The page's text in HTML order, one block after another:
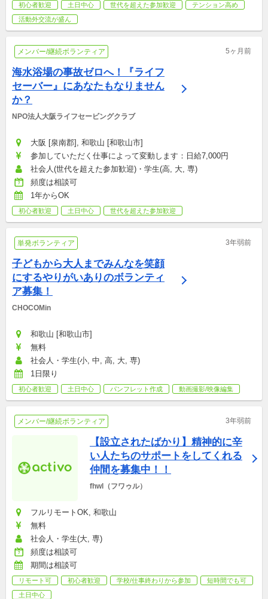
初心者歓迎 土日中心 世代を超えた参加歓迎
テンション高め
活動外交流が盛ん
メンバー/継続ボランティア 5ヶ月前
海水浴場の事故ゼロへ！『ライフ
セーバー』にあなたもなりません
か？
NPO法人大阪ライフセービングクラブ
大阪 [泉南郡], 和歌山 [和歌山市]
参加していただく仕事によって変動します：日給7,000円
社会人(世代を超えた参加歓迎)・学生(高, 大, 専)
頻度は相談可
1年からOK
初心者歓迎 土日中心 世代を超えた参加歓迎
単発ボランティア 3年弱前
子どもから大人までみんなを笑顔
にするやりがいありのボランティ
ア募集！
CHOCOMin
和歌山 [和歌山市]
無料
社会人・学生(小, 中, 高, 大, 専)
1日限り
初心者歓迎 土日中心 パンフレット作成 動画撮影/映像編集
メンバー/継続ボランティア 3年弱前
【設立されたばかり】精神的に辛
い人たちのサポートをしてくれる
仲間を募集中！！
fhwl（フワゥル）
フルリモートOK, 和歌山
無料
社会人・学生(大, 専)
頻度は相談可
期間は相談可
リモート可 初心者歓迎 学校/仕事終わりから参加
短時間でも可
土日中心